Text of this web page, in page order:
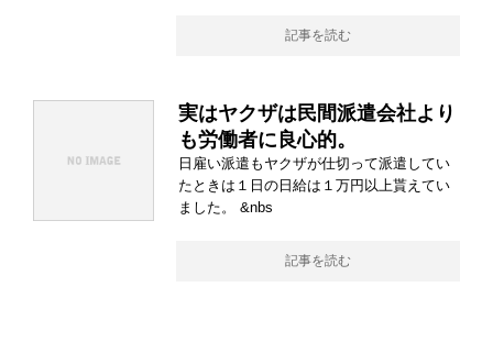
記事を読む
実はヤクザは民間派遣会社より
も労働者に良心的。
日雇い派遣もヤクザが仕切って派遣してい
たときは１日の日給は１万円以上貰えてい
ました。 &nbs
記事を読む